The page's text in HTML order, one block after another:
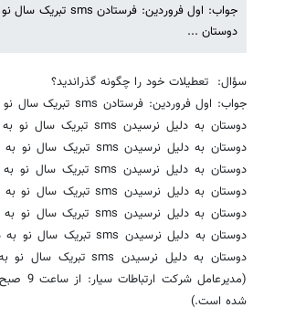
دوستان ...
سؤال: تعطیلات خود را چگونه گذراندید؟
شده است.)